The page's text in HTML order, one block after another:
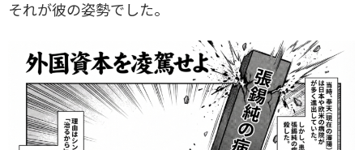
それが彼の姿勢でした。